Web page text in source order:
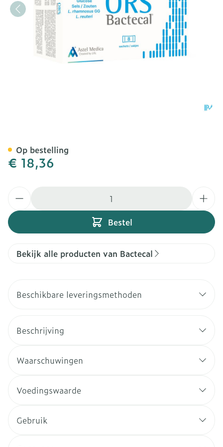
€ 18,36
Bestel
Op bestelling
Bekijk alle producten van Bactecal
Beschikbare leveringsmethoden
Beschrijving
Waarschuwingen
Voedingswaarde
Gebruik